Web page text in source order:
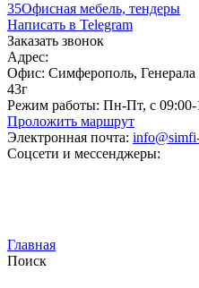
35Офисная мебель, тендеры
Написать в Telegram
Заказать звонок
Адрес:
Офис: Симферополь, Генерала
43г
Режим работы: Пн-Пт, с 09:00-
Проложить маршрут
Электронная почта:
Соцсети и мессенджеры:
Главная
Поиск